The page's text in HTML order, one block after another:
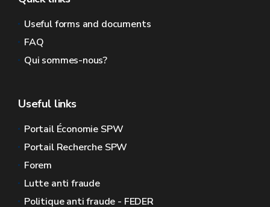
Useful forms and documents
FAQ
Qui sommes-nous?
Useful links
Portail Économie SPW
Portail Recherche SPW
Forem
Lutte anti fraude
Politique anti fraude - FEDER